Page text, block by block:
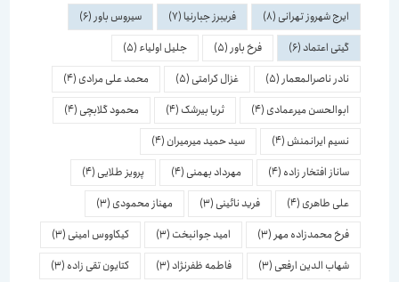
ایرج شهروز تهرانی(8) فریبرز جبارنیا(7) سیروس باور (6)
گیتی اعتماد(6) فرخ باور (5) جلیل اولیاء(5)
نادر ناصرالمعمار(5) غزال کرامتی(5) محمد علی مرادی(4)
ابوالحسن میرعمادی(4) ثریا بیرشک(4) محمود گلابچی(4)
نسیم ایرانمنش(4) سید حمید میرمیران(4)
ساناز افتخار زاده(4) مهرداد بهمنی(4) پرویز طلایی(4)
علی طاهری(4) فرید نائینی(3) مهناز محمودی(3)
فرخ محمدزاده مهر (3) امید جوانبخت(3) کیکاووس امینی(3)
شهاب الدین ارفعی(3) فاطمه ظفرنژاد(3) کتایون تقی زاده(3)